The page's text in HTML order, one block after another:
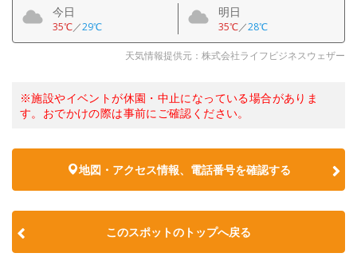
今日
35℃／29℃
明日
35℃／28℃
天気情報提供元：株式会社ライフビジネスウェザー
※施設やイベントが休園・中止になっている場合がありま
す。おでかけの際は事前にご確認ください。
地図・アクセス情報、電話番号を確認する
このスポットのトップへ戻る